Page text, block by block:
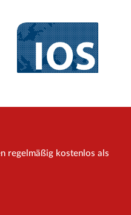
regelmäßig kostenlos als